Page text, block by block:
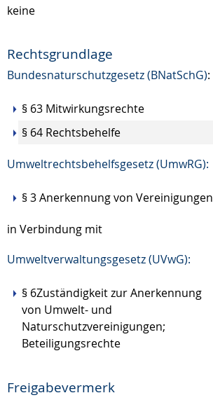
keine
Rechtsgrundlage
Bundesnaturschutzgesetz (BNatSchG):
§ 63 Mitwirkungsrechte
§ 64 Rechtsbehelfe
Umweltrechtsbehelfsgesetz (UmwRG):
§ 3 Anerkennung von Vereinigungen
in Verbindung mit
Umweltverwaltungsgesetz (UVwG):
§ 6Zuständigkeit zur Anerkennung
von Umwelt- und
Naturschutzvereinigungen;
Beteiligungsrechte
Freigabevermerk